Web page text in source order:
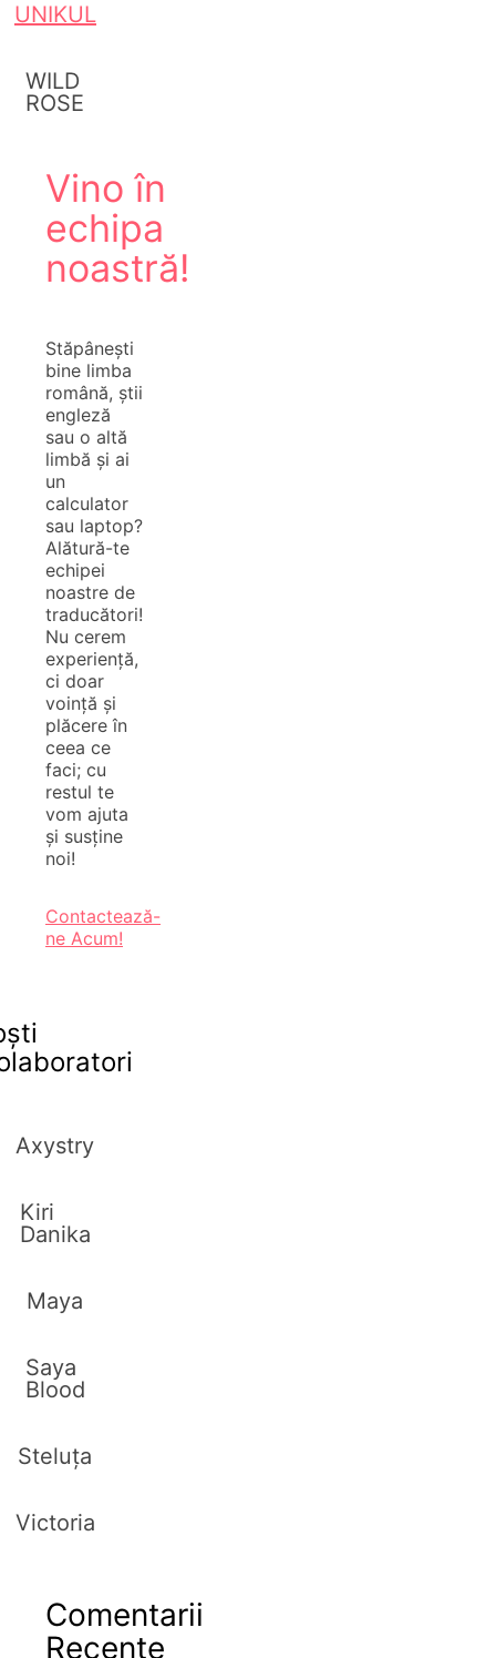
UNIKUL
WILD
ROSE
Vino în
echipa
noastră!
Stăpânești
bine limba
română, știi
engleză
sau o altă
limbă și ai
un
calculator
sau laptop?
Alătură-te
echipei
noastre de
traducători!
Nu cerem
experiență,
ci doar
voință și
plăcere în
ceea ce
faci; cu
restul te
vom ajuta
și susține
noi!
Contactează-
ne Acum!
Axystry
Kiri
Danika
Maya
Saya
Blood
Steluța
Victoria
Comentarii
Recente